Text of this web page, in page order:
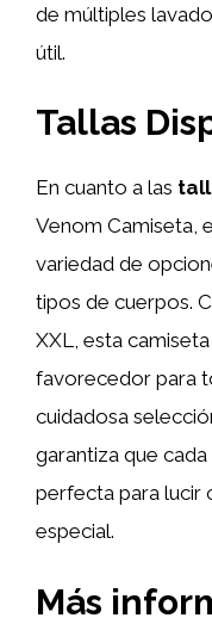
de múltiples
útil.
Tallas
En cuanto a las
Venom Camiseta,
variedad de
tipos de cuerpos.
XXL, esta
favorecedor para
cuidadosa
garantiza que
perfecta para lucir
especial.
Más